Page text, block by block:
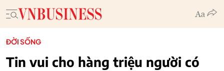
ĐỜI SỐNG
Tin vui cho hàng triệu người có